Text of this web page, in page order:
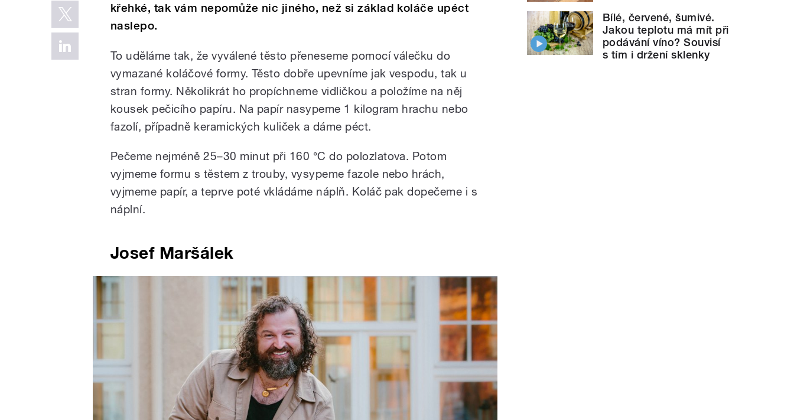
křehké, tak vám nepomůže nic jiného, než si základ koláče upéct
naslepo.
To uděláme tak, že vyválené těsto přeneseme pomocí válečku do
vymazané koláčové formy. Těsto dobře upevníme jak vespodu, tak u
stran formy. Několikrát ho propíchneme vidličkou a položíme na něj
kousek pečicího papíru. Na papír nasypeme 1 kilogram hrachu nebo
fazolí, případně keramických kuliček a dáme péct.
Pečeme nejméně 25–30 minut při 160 °C do polozlatova. Potom
vyjmeme formu s těstem z trouby, vysypeme fazole nebo hrách,
vyjmeme papír, a teprve poté vkládáme náplň. Koláč pak dopečeme i s
náplní.
Josef Maršálek
Bílé, červené, šumivé.
Jakou teplotu má mít při
podávání víno? Souvisí
s tím i držení sklenky